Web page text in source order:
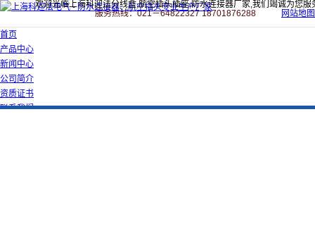
欢迎光临上海科迎法分线盒,航空插头插座,防水连接器厂家,我们竭诚为您服
服务热线：021－64822327 18701876288
网站地图
首页
产品中心
新闻中心
公司简介
资质证书
联系我们